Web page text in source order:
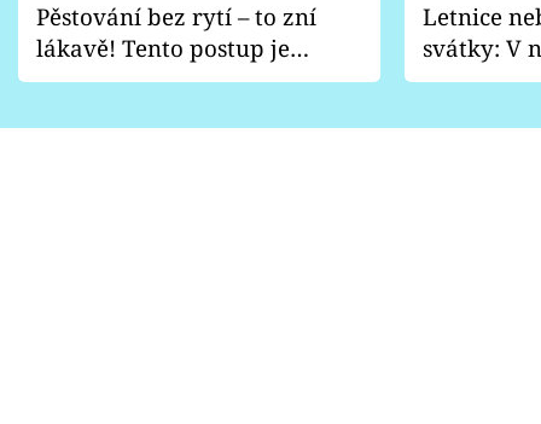
Pěstování bez rytí – to zní
lákavě! Tento postup je
vhodný jen pro některé
Letnice
svátky: V
pondělí